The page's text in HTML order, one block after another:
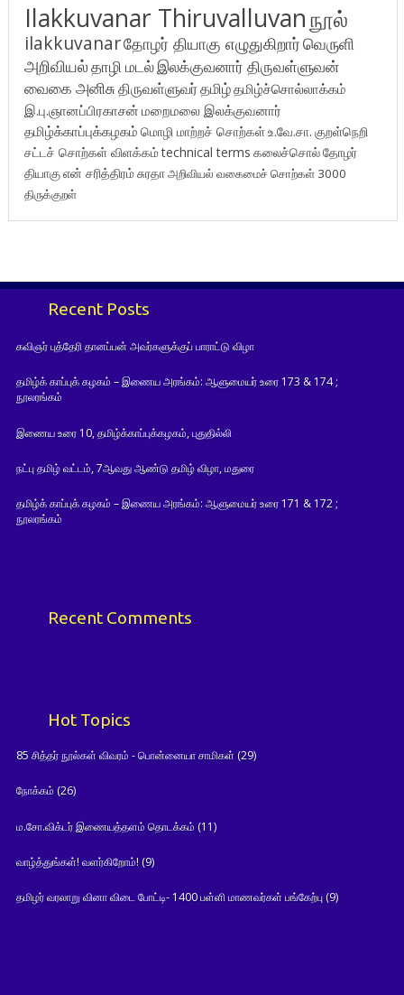
Ilakkuvanar Thiruvalluvanநூல்
ilakkuvanarதோழர் தியாகு எழுதுகிறார்வெருளி
அறிவியல்தாழி மடல்இலக்குவனார் திருவள்ளுவன்
வைகை அனிசுதிருவள்ளுவர்தமிழ்தமிழ்ச்சொல்லாக்கம்
இ.பு.ஞானப்பிரகாசன் மறைமலை இலக்குவனார்
தமிழ்க்காப்புக்கழகம் மொழி மாற்றச் சொற்கள்உ.வே.சா. குறள்நெறி
சட்டச் சொற்கள் விளக்கம்technical terms கலைச்சொல்தோழர்
தியாகுஎன் சரித்திரம்சுரதாஅறிவியல் வகைமைச் சொற்கள் 3000
திருக்குறள்
Recent Posts
கவிஞர் புத்தேரி தானப்பன் அவர்களுக்குப் பாராட்டு விழா
தமிழ்க் காப்புக் கழகம் – இணைய அரங்கம்: ஆளுமையர் உரை 173 & 174 ;
நூலரங்கம்
இணைய உரை 10, தமிழ்க்காப்புக்கழகம், புதுதில்லி
நட்பு தமிழ் வட்டம், 7ஆவது ஆண்டு தமிழ் விழா, மதுரை
தமிழ்க் காப்புக் கழகம் – இணைய அரங்கம்: ஆளுமையர் உரை 171 & 172 ;
நூலரங்கம்
Recent Comments
Hot Topics
85 சித்தர் நூல்கள் விவரம் - பொன்னையா சாமிகள் (29)
நோக்கம் (26)
ம.சோ.விக்டர் இணையத்தளம் தொடக்கம் (11)
வாழ்த்துங்கள்! வளர்கிறோம்! (9)
தமிழர் வரலாறு வினா விடை போட்டி- 1400 பள்ளி மாணவர்கள் பங்கேற்பு(9)